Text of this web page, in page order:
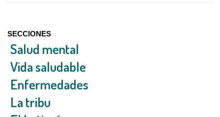
SECCIONES
Salud mental
Vida saludable
Enfermedades
La tribu